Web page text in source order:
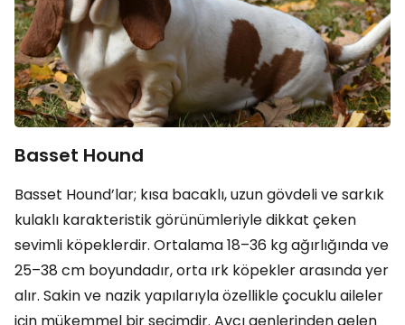
Basset Hound
Basset Hound’lar; kısa bacaklı, uzun gövdeli ve sarkık
kulaklı karakteristik görünümleriyle dikkat çeken
sevimli köpeklerdir. Ortalama 18–36 kg ağırlığında ve
25–38 cm boyundadır, orta ırk köpekler arasında yer
alır. Sakin ve nazik yapılarıyla özellikle çocuklu aileler